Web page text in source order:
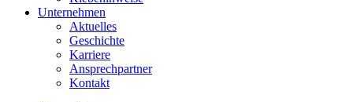
Unternehmen
Aktuelles
Geschichte
Karriere
Ansprechpartner
Kontakt